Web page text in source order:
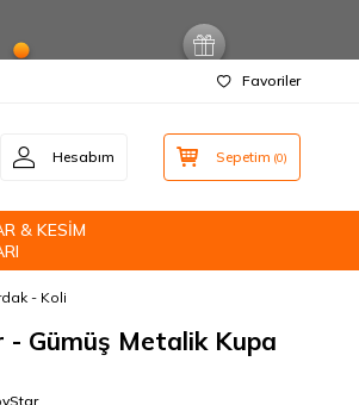
Favoriler
Hesabım Sepetim (0)
& KESİM
- Koli
- Gümüş Metalik Kupa